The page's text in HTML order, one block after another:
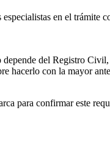
en el trámite
del Registro
hacerlo con la mayor
para confirmar este